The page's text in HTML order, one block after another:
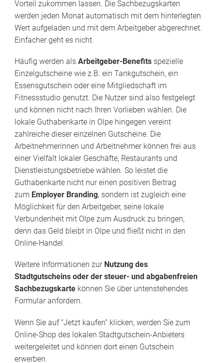
Vorteil zukommen lassen. Die Sachbezugskarten
werden jeden Monat automatisch mit dem hinterlegten
Wert aufgeladen und mit dem Arbeitgeber abgerechnet.
Einfacher geht es nicht.
Häufig werden als Arbeitgeber-Benefits spezielle
Einzelgutscheine wie z.B. ein Tankgutschein, ein
Essensgutschein oder eine Mitgliedschaft im
Fitnessstudio genutzt. Die Nutzer sind also festgelegt
und können nicht nach Ihren Vorlieben wählen. Die
lokale Guthabenkarte in Olpe hingegen vereint
zahlreiche dieser einzelnen Gutscheine. Die
Arbeitnehmerinnen und Arbeitnehmer können frei aus
einer Vielfalt lokaler Geschäfte, Restaurants und
Dienstleistungsbetriebe wählen. So leistet die
Guthabenkarte nicht nur einen positiven Beitrag
zum Employer Branding, sondern ist zugleich eine
Möglichkeit für den Arbeitgeber, seine lokale
Verbundenheit mit Olpe zum Ausdruck zu bringen,
denn das Geld bleibt in Olpe und fließt nicht in den
Online-Handel.
Weitere Informationen zur Nutzung des
Stadtgutscheins oder der steuer- und abgabenfreien
Sachbezugskarte können Sie über untenstehendes
Formular anfordern.
Wenn Sie auf “Jetzt kaufen” klicken, werden Sie zum
Online-Shop des lokalen Stadtgutschein-Anbieters
weitergeleitet und können dort einen Gutschein
erwerben.